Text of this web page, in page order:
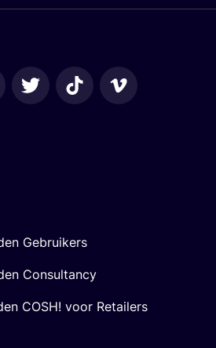
Gebruikers
Consultancy
COSH! voor Retailers